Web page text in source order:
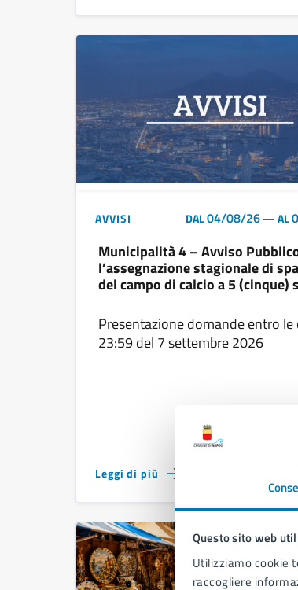
Questo sito web
Utilizziamo cookie
raccogliere
AVVISI DAL04/08/26—AL
Municipalità 4 – Avviso
l’assegnazione stagionale di
del campo di calcio a 5 (cinque)
sportiva 2026/2027 (fino al 30
2027)
Presentazione domande entro le
23:59 del 7 settembre 2026
Leggi di più